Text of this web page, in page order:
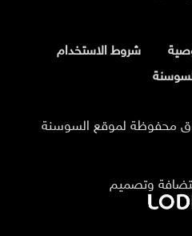
شروط الاستخدام
وتصميم